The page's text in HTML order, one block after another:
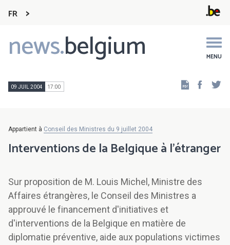
FR
news.belgium MENU
Main
navigation
09 JUIL 2004 17:00
Appartient à Conseil des Ministres du 9 juillet 2004
Interventions de la Belgique à l'étranger
Sur proposition de M. Louis Michel, Ministre des
Affaires étrangères, le Conseil des Ministres a
approuvé le financement d'initiatives et
d'interventions de la Belgique en matière de
diplomatie préventive, aide aux populations victimes